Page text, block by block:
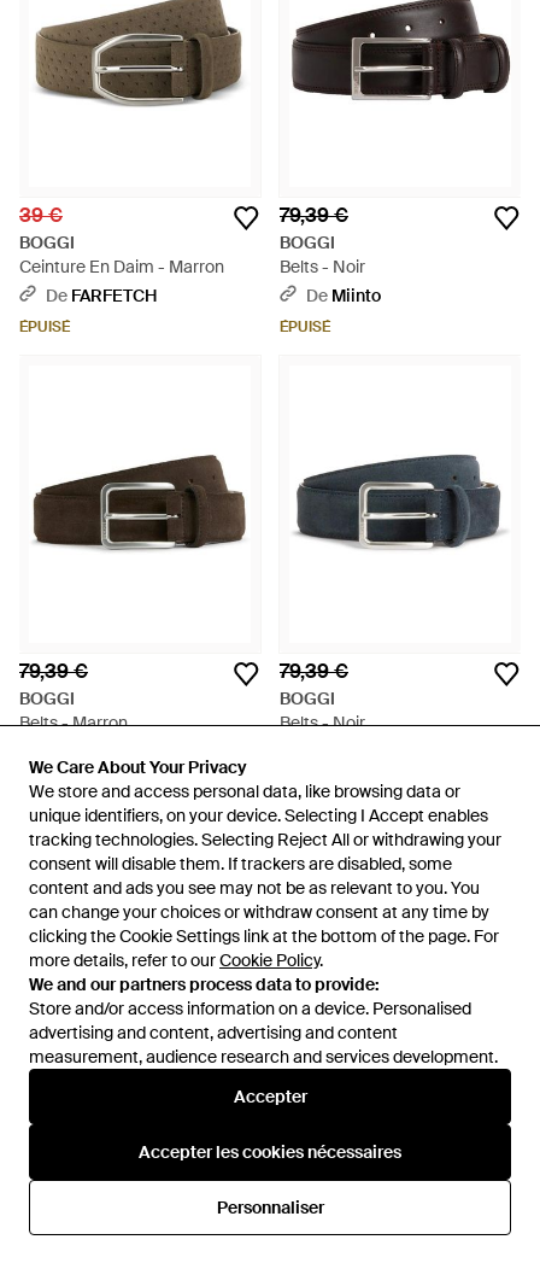
We Care About Your Privacy
We store and access personal data, like browsing data or
unique identifiers, on your device. Selecting I Accept enables
tracking technologies. Selecting Reject All or withdrawing your
consent will disable them. If trackers are disabled, some
content and ads you see may not be as relevant to you. You
can change your choices or withdraw consent at any time by
clicking the Cookie Settings link at the bottom of the page. For
more details, refer to ourCookie Policy.
We and our partners process data to provide:
Store and/or access information on a device. Personalised
advertising and content, advertising and content
measurement, audience research and services development.
Accepter
Accepter les cookies nécessaires
Personnaliser
We Care About Your Privacy
We store and access personal data, like browsing data or
unique identifiers, on your device. Selecting I Accept enables
tracking technologies. Selecting Reject All or withdrawing your
consent will disable them. If trackers are disabled, some
content and ads you see may not be as relevant to you. You
can change your choices or withdraw consent at any time by
clicking the Cookie Settings link at the bottom of the page. For
more details, refer to ourCookie Policy.
We and our partners process data to provide:
Store and/or access information on a device. Personalised
advertising and content, advertising and content
measurement, audience research and services development.
Accepter
Accepter les cookies nécessaires
Personnaliser
39 €
BOGGI
Ceinture En Daim - Marron
De FARFETCH
ÉPUISÉ
79,39 €
BOGGI
Belts - Noir
De Miinto
ÉPUISÉ
79,39 €
BOGGI
Belts - Marron
ÉPUISÉ
79,39 €
BOGGI
Belts - Noir
ÉPUISÉ
International
Aide et infos